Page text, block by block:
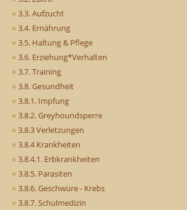
3.3. Aufzucht
3.4. Ernährung
3.5. Haltung & Pflege
3.6. Erziehung*Verhalten
3.7. Training
3.8. Gesundheit
3.8.1. Impfung
3.8.2. Greyhoundsperre
3.8.3 Verletzungen
3.8.4 Krankheiten
3.8.4.1. Erbkrankheiten
3.8.5. Parasiten
3.8.6. Geschwüre - Krebs
3.8.7. Schulmedizin